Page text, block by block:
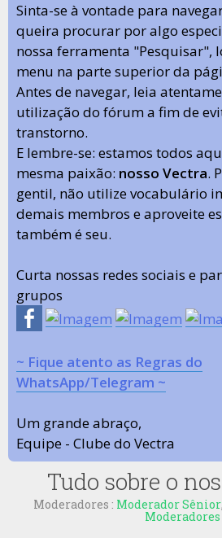
Sinta-se à vontade para
queira procurar por algo
nossa ferramenta "Pesquisar",
menu na parte superior da
Antes de navegar, leia
utilização do fórum a fim de
transtorno.
E lembre-se: estamos todos
mesma paixão: nosso Vectra.
gentil, não utilize vocabulário
demais membros e aproveite
também é seu.
Curta nossas redes sociais e
grupos
~ Fique atento as Regras do
WhatsApp/Telegram ~
Um grande abraço,
Equipe - Clube do Vectra
Tudo sobre o
Moderadores : Moderador Sênior,
Moderadores